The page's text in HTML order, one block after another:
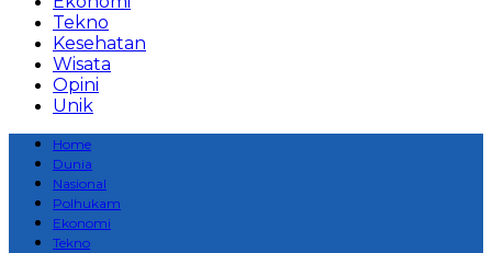
Tekno
Kesehatan
Wisata
Opini
Unik
Home
Dunia
Nasional
Polhukam
Ekonomi
Tekno